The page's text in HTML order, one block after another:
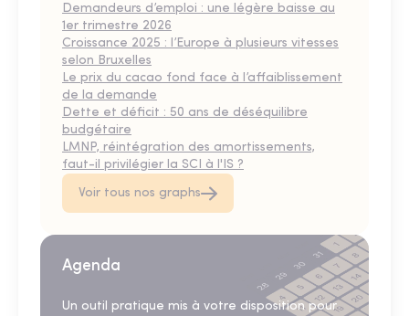
Demandeurs d’emploi : une légère baisse au
1er trimestre 2026
Croissance 2025 : l’Europe à plusieurs vitesses
selon Bruxelles
Le prix du cacao fond face à l’affaiblissement
de la demande
Dette et déficit : 50 ans de déséquilibre
budgétaire
LMNP, réintégration des amortissements,
faut-il privilégier la SCI à l'IS ?
Voir tous nos graphs
Agenda
Un outil pratique mis à votre disposition pour